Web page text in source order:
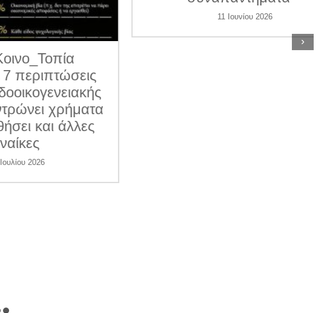
χρήματα
και άλλες
11 Ιουνίου 2026
›